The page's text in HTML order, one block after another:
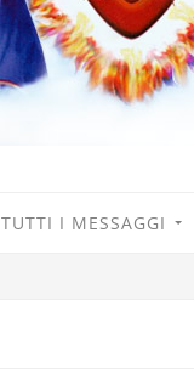
TUTTI I MESSAGGI